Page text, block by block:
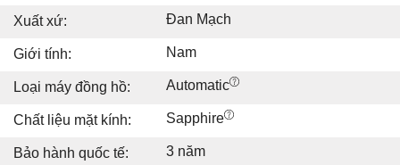
Xuất xứ:
Đan Mạch
Giới tính: Nam
Loại máy đồng hồ: Automatic
Chất liệu mặt kính: Sapphire
Bảo hành quốc tế: 3 năm